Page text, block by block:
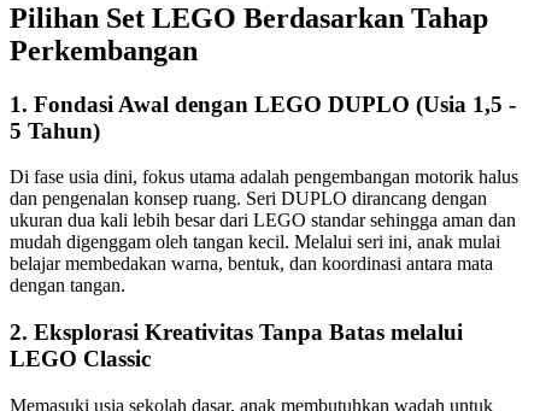
Pilihan Set LEGO Berdasarkan Tahap
Perkembangan
1. Fondasi Awal dengan LEGO DUPLO (Usia 1,5 -
5 Tahun)
Di fase usia dini, fokus utama adalah pengembangan motorik halus
dan pengenalan konsep ruang. Seri DUPLO dirancang dengan
ukuran dua kali lebih besar dari LEGO standar sehingga aman dan
mudah digenggam oleh tangan kecil. Melalui seri ini, anak mulai
belajar membedakan warna, bentuk, dan koordinasi antara mata
dengan tangan.
2. Eksplorasi Kreativitas Tanpa Batas melalui
LEGO Classic
Memasuki usia sekolah dasar, anak membutuhkan wadah untuk